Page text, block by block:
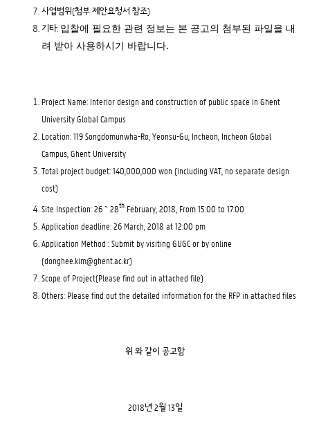
사업범위(첨부 제안요청서 참조)
기타: 입찰에 필요한 관련 정보는 본 공고의 첨부된 파일을 내
려 받아 사용하시기 바랍니다.
Project Name: Interior design and construction of public space in Ghent
University Global Campus
Location: 119 Songdomunwha-Ro, Yeonsu-Gu, Incheon, Incheon Global
Campus, Ghent University
Total project budget: 140,000,000 won (including VAT, no separate design
cost)
Site Inspection: 26 ~ 28th February, 2018, From 15:00 to 17:00
Application deadline: 26 March, 2018 at 12:00 pm
Application Method : Submit by visiting GUGC or by online
(donghee.kim@ghent.ac.kr)
Scope of Project(Please find out in attached file)
Others: Please find out the detailed information for the RFP in attached files
위 와 같이 공고함
2018년 2월 13일